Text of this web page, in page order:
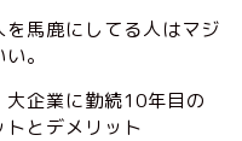
馬鹿にしてる人はマジ
。
大企業に勤続10年目の
とデメリット